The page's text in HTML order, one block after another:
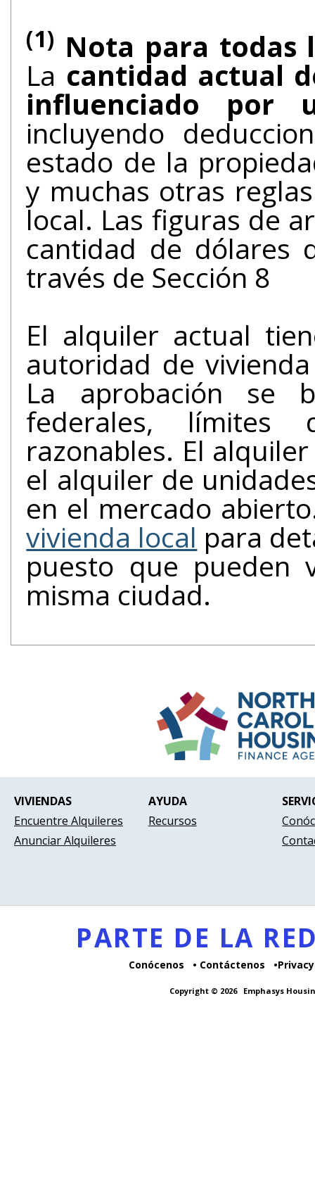
(1) Nota para todas
La cantidad actual
influenciado por
incluyendo
estado de la
y muchas otras
local. Las figuras de arriba representan la más alta
través de Sección 8
El alquiler actual
autoridad de
La aprobación se
federales, límites
razonables. El
el alquiler de
en el mercado
vivienda local
puesto que pueden
misma ciudad.
VIVIENDAS
Encuentre Alquileres
Anunciar Alquileres
AYUDA
Recursos
PARTE DE LA
Conócenos Contáctenos
Copyright © 2026 Emphasys